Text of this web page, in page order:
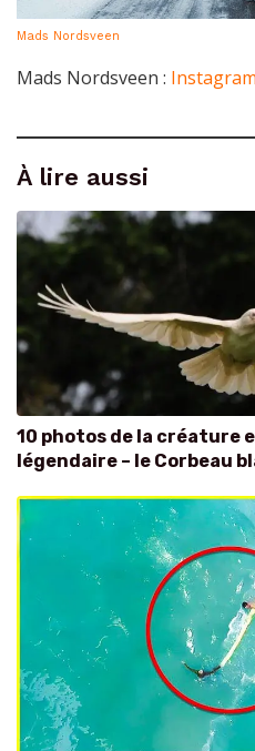
Mads Nordsveen
Mads Nordsveen : Instagram
À lire aussi
10 photos de la créature
légendaire – le Corbeau